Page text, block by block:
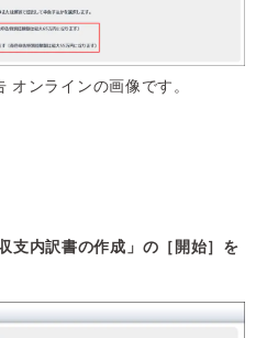
ンラインの画像です。
支内訳書の作成」の［開始］を